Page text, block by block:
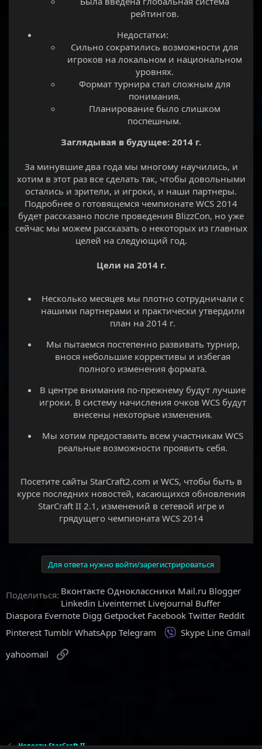
рейтингов.​
Недостатки:​
Сильно сократились возможности для
игроков на локальном и национальном
уровнях.​
Формат турнира стал сложным для
понимания.​
Планирование было слишком
поспешным.​
Заглядывая в будущее: 2014 г.
За минувшие два года мы многому научились, и
хотим в этот раз все сделать так, чтобы довольными
остались и зрители, и игроки, и наши партнеры.
Подробнее о готовящемся чемпионате WCS 2014
будет рассказано после проведения BlizzCon, но уже
сейчас мы можем рассказать о некоторых из главных
целей на следующий год.
Цели на 2014 г.
Несколько месяцев мы плотно сотрудничали с
нашими партнерами и практически утвердили
план на 2014 г.​
Мы пытаемся постепенно развивать турнир,
внося небольшие коррективы и избегая
полного изменения формата.​
В центре внимания по-прежнему будут лучшие
игроки. В систему начисления очков WCS будут
внесены некоторые изменения.​
Мы хотим предоставить всем участникам WCS
реальные возможности проявить себя.​
Посетите сайты StarCraft2.com и WCS, чтобы быть в
курсе последних новостей, касающихся обновления
StarCraft II 2.1, изменений в сетевой игре и
грядущего чемпионата WCS 2014
Для ответа нужно войти/зарегистрироваться
Поделиться: Вконтакте Одноклассники Mail.ru Blogger
Linkedin Liveinternet Livejournal Buffer
Diaspora Evernote Digg Getpocket Facebook Twitter Reddit
Pinterest Tumblr WhatsApp Telegram Viber
Skype Line Gmail
yahoomail
Новости StarCraft II